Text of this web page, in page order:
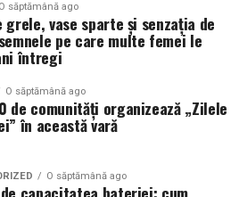
O săptămână ago
grele, vase sparte și senzația de
pe care multe femei le
întregi
O săptămână ago
de comunități organizează „Zilele
în această vară
O săptămână ago